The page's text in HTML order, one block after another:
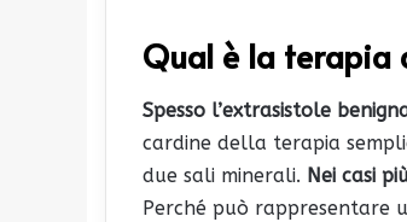
Qual è la terapia
Spesso l’extrasistole
cardine della terapia
due sali minerali. Nei casi
Perché può rappresentare